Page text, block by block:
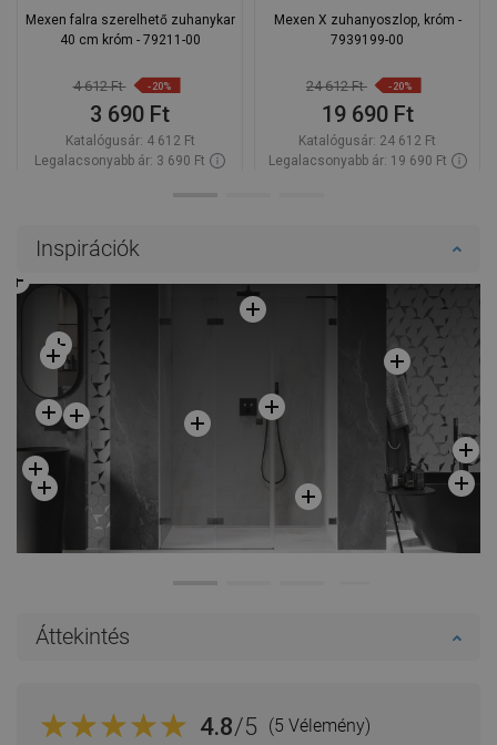
Mexen falra szerelhető zuhanykar
40 cm króm - 79211-00
4 612 Ft -20%
3 690 Ft
Katalógusár: 4 612 Ft
Legalacsonyabb ár: 3 690 Ft
Hasonlítsa
Mexen X zuhanyoszlop, króm -
7939199-00
24 612 Ft -20%
19 690 Ft
Katalógusár: 24 612 Ft
Legalacsonyabb ár: 19 690 Ft
Inspirációk
Áttekintés
4.8/5 (5 Vélemény)